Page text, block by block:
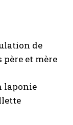
de
père et mère
laponie